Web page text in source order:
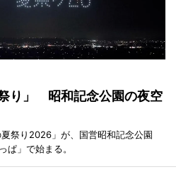
り」 昭和記念公園の夜空
祭り2026」が、国営昭和記念公園
ぱ」で始まる。